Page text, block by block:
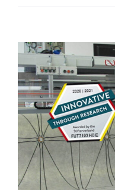
View
Larger
Image